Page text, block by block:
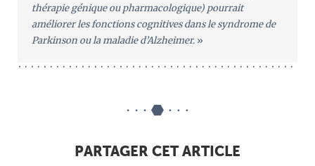
thérapie génique ou pharmacologique) pourrait
améliorer les fonctions cognitives dans le syndrome de
Parkinson ou la maladie d’Alzheimer. »
PARTAGER CET ARTICLE